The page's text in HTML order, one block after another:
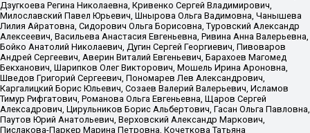
Дзугкоева Регина Николаевна, Кривенко Сергей Владимирович,
Милославский Павел Юрьевич, Шнырова Ольга Вадимовна, Чанышева
Лилия Айратовна, Сидорович Ольга Борисовна, Туровский Александр
Алексеевич, Васильева Анастасия Евгеньевна, Ривина Анна Валерьевна,
Бойко Анатолий Николаевич, Дугин Сергей Георгиевич, Пивоваров
Андрей Сергеевич, Аверин Виталий Евгеньевич, Барахоев Магомед
Бекханович, Шарипков Олег Викторович, Мошель Ирина Ароновна,
Шведов Григорий Сергеевич, Пономарев Лев Александрович,
Каргалицкий Борис Юльевич, Созаев Валерий Валерьевич, Исламов
Тимур Рифгатович, Романова Ольга Евгеньевна, Щаров Сергей
Алексадрович, Цирульников Борис Альбертович, Гасан Ольга Павловна,
Паутов Юрий Анатольевич, Верховский Александр Маркович,
Пислакова-Паркер Марина Петровна, Кочеткова Татьяна